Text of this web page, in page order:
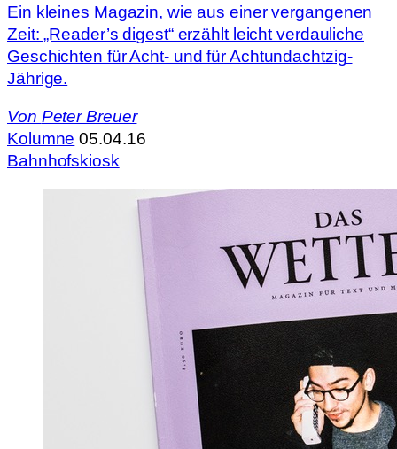
Ein kleines Magazin, wie aus einer vergangenen
Zeit: „Reader’s digest“ erzählt leicht verdauliche
Geschichten für Acht- und für Achtundachtzig-
Jährige.
Von Peter Breuer
Kolumne 05.04.16
Bahnhofskiosk